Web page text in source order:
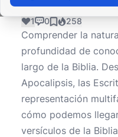
1 0 258
Comprender la
profundidad de
largo de la Biblia.
Apocalipsis, las
representación
cómo podemos
versículos de la